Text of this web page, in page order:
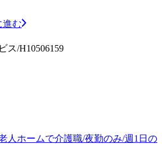
進む
ス/H10506159
人ホームで介護職/夜勤のみ/週1日の